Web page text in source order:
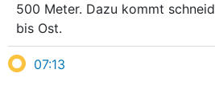
500 Meter. Dazu kommt
bis Ost.
07:13